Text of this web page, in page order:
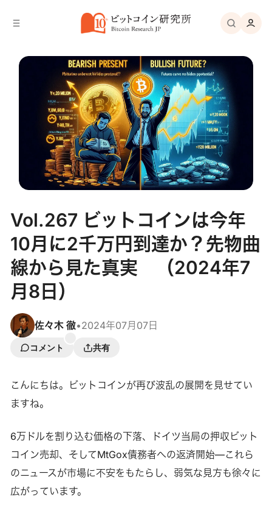
Vol.267 ビットコインは今年
10月に2千万円到達か？先物曲
線から見た真実 （2024年7
月8日）
佐々木 徹•2024年07月07日
コメント 共有
こんにちは。ビットコインが再び波乱の展開を見せてい
ますね。
6万ドルを割り込む価格の下落、ドイツ当局の押収ビット
コイン売却、そしてMtGox債務者への返済開始—これら
のニュースが市場に不安をもたらし、弱気な見方も徐々に
広がっています。